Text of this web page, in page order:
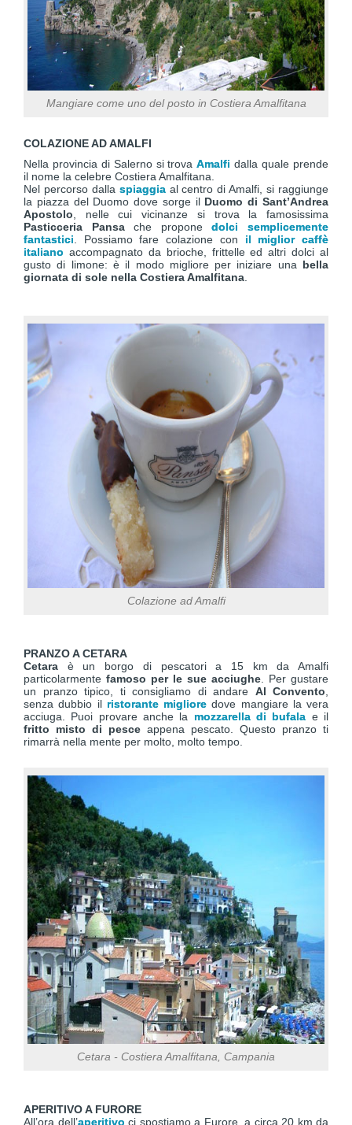
Mangiare come uno del posto in Costiera Amalfitana
COLAZIONE AD AMALFI
Nella provincia di Salerno si trovaAmalfi dalla quale prende
il nome la celebre Costiera Amalfitana.
Nel percorso dalla spiaggiaal centro di Amalfi, si raggiunge
la piazza del Duomo dove sorge il Duomo di Sant’Andrea
Apostolo , nelle cui vicinanze si trova la famosissima
Pasticceria Pansache proponedolci semplicemente
fantastici . Possiamo fare colazione con il miglior caffè
italiano accompagnato da brioche, frittelle ed altri dolci al
gusto di limone: è il modo migliore per iniziare una bella
giornata di sole nella Costiera Amalfitana
Colazione ad Amalfi
PRANZO A CETARA
Cetara è un borgo di pescatori a 15 km da Amalfi
particolarmente famoso per le sue acciughe . Per gustare
un pranzo tipico, ti consigliamo di andare Al Convento
senza dubbio il ristorante migliore dove mangiare la vera
acciuga. Puoi provare anche la mozzarella di bufala e il
fritto misto di pesce appena pescato. Questo pranzo ti
rimarrà nella mente per molto, molto tempo.
Cetara - Costiera Amalfitana, Campania
APERITIVO A FURORE
All’ora dell’aperitivo ci spostiamo a Furore, a circa 20 km da